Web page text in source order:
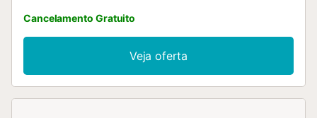
vitrocerâmica, torradeira, chaleira, microondas, congelador,
café eléctrica, Cápsulas de café (Nespresso Dior) extra).
lavabo duplo. Ar condicionado, calefação por ar quente.
coberto. Móveis de terraço. Vista parcial ao mar e ao porto. O
alojamento dispõe de: máquina de lavar a roupa, ferro de
Cancelamento Gratuito
Veja oferta